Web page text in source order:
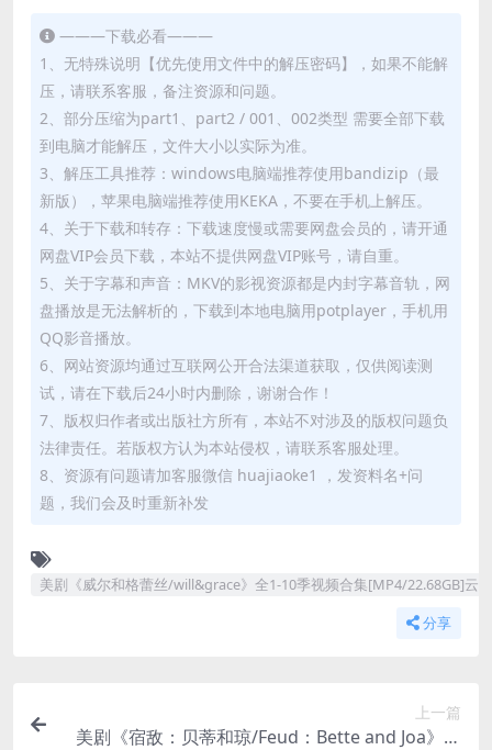
———下载必看———
1、无特殊说明【优先使用文件中的解压密码】，如果不能解
压，请联系客服，备注资源和问题。
2、部分压缩为part1、part2 / 001、002类型 需要全部下载
到电脑才能解压，文件大小以实际为准。
3、解压工具推荐：windows电脑端推荐使用bandizip（最
新版），苹果电脑端推荐使用KEKA，不要在手机上解压。
4、关于下载和转存：下载速度慢或需要网盘会员的，请开通
网盘VIP会员下载，本站不提供网盘VIP账号，请自重。
5、关于字幕和声音：MKV的影视资源都是内封字幕音轨，网
盘播放是无法解析的，下载到本地电脑用potplayer，手机用
QQ影音播放。
6、网站资源均通过互联网公开合法渠道获取，仅供阅读测
试，请在下载后24小时内删除，谢谢合作！
7、版权归作者或出版社方所有，本站不对涉及的版权问题负
法律责任。若版权方认为本站侵权，请联系客服处理。
8、资源有问题请加客服微信 huajiaoke1 ，发资料名+问
题，我们会及时重新补发
美剧《威尔和格蕾丝/will&grace》全1-10季视频合集[MP4/22.68GB]云
分享
上一篇
美剧《宿敌：贝蒂和琼/Feud：Bette and Joa》全